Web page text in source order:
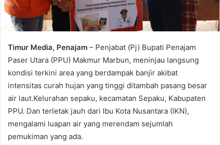
Timur Media, Penajam – Penjabat (Pj) Bupati Penajam
Paser Utara (PPU) Makmur Marbun, meninjau langsung
kondisi terkini area yang berdampak banjir akibat
intensitas curah hujan yang tinggi ditambah pasang besar
air laut.Kelurahan sepaku, kecamatan Sepaku, Kabupaten
PPU. Dan terletak jauh dari Ibu Kota Nusantara (IKN),
mengalami luapan air yang merendam sejumlah
pemukiman yang ada.